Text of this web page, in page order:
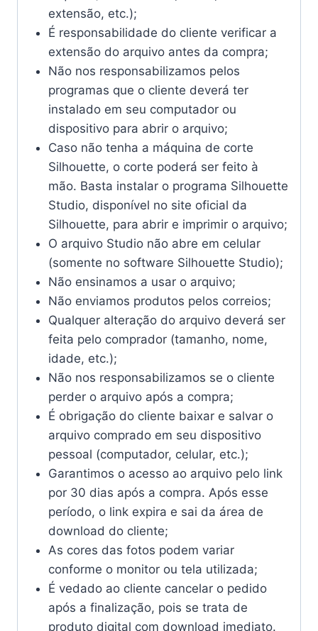
extensão, etc.);
É responsabilidade do cliente verificar a
extensão do arquivo antes da compra;
Não nos responsabilizamos pelos
programas que o cliente deverá ter
instalado em seu computador ou
dispositivo para abrir o arquivo;
Caso não tenha a máquina de corte
Silhouette, o corte poderá ser feito à
mão. Basta instalar o programa Silhouette
Studio, disponível no site oficial da
Silhouette, para abrir e imprimir o arquivo;
O arquivo Studio não abre em celular
(somente no software Silhouette Studio);
Não ensinamos a usar o arquivo;
Não enviamos produtos pelos correios;
Qualquer alteração do arquivo deverá ser
feita pelo comprador (tamanho, nome,
idade, etc.);
Não nos responsabilizamos se o cliente
perder o arquivo após a compra;
É obrigação do cliente baixar e salvar o
arquivo comprado em seu dispositivo
pessoal (computador, celular, etc.);
Garantimos o acesso ao arquivo pelo link
por 30 dias após a compra. Após esse
período, o link expira e sai da área de
download do cliente;
As cores das fotos podem variar
conforme o monitor ou tela utilizada;
É vedado ao cliente cancelar o pedido
após a finalização, pois se trata de
produto digital com download imediato.